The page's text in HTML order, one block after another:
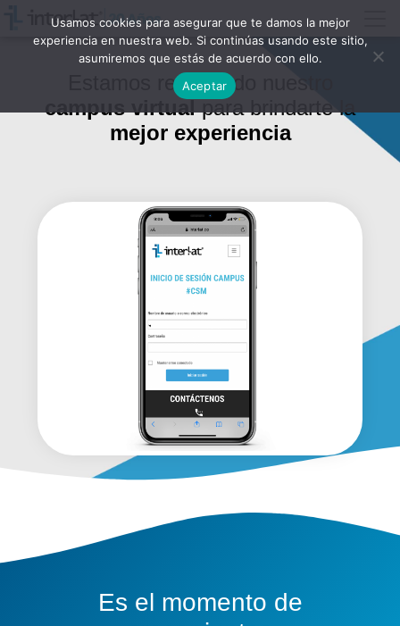
Estamos renovando nuestro
campus virtualpara brindarte la
mejor experiencia
Es el momento de
Usamos cookies para asegurar que te damos la mejor
experiencia en nuestra web. Si continúas usando este sitio,
asumiremos que estás de acuerdo con ello.
Aceptar